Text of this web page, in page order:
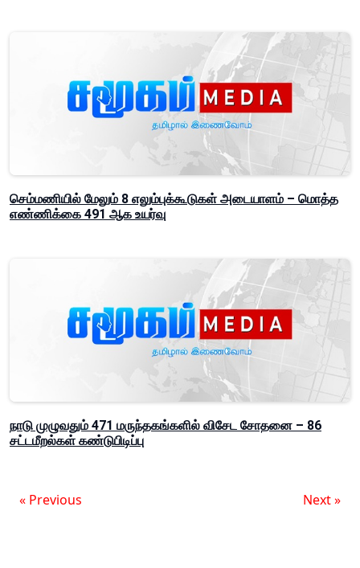
செம்மணியில் மேலும் 8 எலும்புக்கூடுகள் அடையாளம் – மொத்த
எண்ணிக்கை 491 ஆக உயர்வு
நாடு முழுவதும் 471 மருந்தகங்களில் விசேட சோதனை – 86
சட்டமீறல்கள் கண்டுபிடிப்பு
« Previous Next »